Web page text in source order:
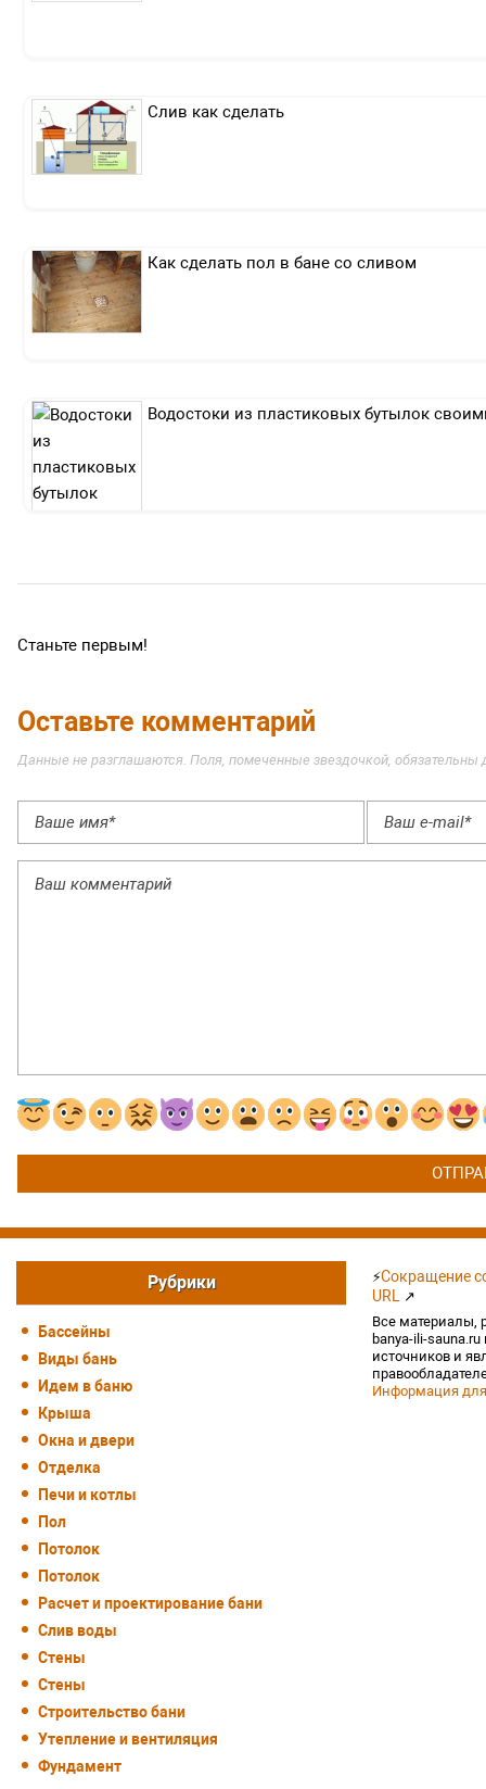
Слив как сделать
Как сделать пол в бане со сливом
Водостоки из пластиковых бутылок
Станьте первым!
Оставьте комментарий
Данные не разглашаются. Поля, помеченные звездочкой, обязательны
Рубрики
Бассейны
Виды бань
Идем в баню
Крыша
Окна и двери
Отделка
Печи и котлы
Пол
Потолок
Потолок
Расчет и проектирование бани
Слив воды
Стены
Стены
Строительство бани
Утепление и вентиляция
Фундамент
⚡Сокращение
URL ↗
Все материалы,
banya-ili-
источников и
Информация